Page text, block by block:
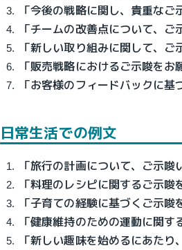
「今後の戦略に関し、貴重な
「チームの改善点について、ご
「新しい取り組みに関して、ご
「販売戦略におけるご示唆をお
「お客様のフィードバックに基
日常生活での例文
「旅行の計画について、ご示唆
「料理のレシピに関するご示唆
「子育ての経験に基づくご示唆
「健康維持のための運動に関す
「新しい趣味を始めるにあたり